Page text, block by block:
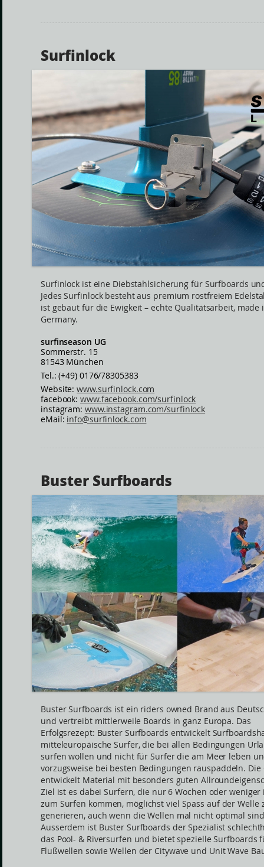
Surfinlock
Surfinlock ist eine Diebstahlsicherung für Surfboards
Jedes Surfinlock besteht aus premium rostfreiem
ist gebaut für die Ewigkeit – echte Qualitätsarbeit, made
Germany.
surfinseason UG
Sommerstr. 15
81543 München
Tel.: (+49) 0176/78305383
Website:www.surfinlock.com
facebook:www.facebook.com/surfinlock
instagram: www.instagram.com/surfinlock
eMail: info@surfinlock.com
Buster Surfboards
Buster Surfboards ist ein riders owned Brand aus
und vertreibt mittlerweile Boards in ganz Europa. Das
Erfolgsrezept: Buster Surfboards entwickelt
mitteleuropäische Surfer, die bei allen Bedingungen
surfen wollen und nicht für Surfer die am Meer leben
vorzugsweise bei besten Bedingungen rauspaddeln. Die
entwickelt Material mit besonders guten
Ziel ist es dabei Surfern, die nur 6 Wochen oder weniger
zum Surfen kommen, möglichst viel Spass auf der Welle
generieren, auch wenn die Wellen mal nicht optimal
Ausserdem ist Buster Surfboards der Spezialist
das Pool- & Riversurfen und bietet spezielle Surfboards
Flußwellen sowie Wellen der Citywave und Unit Wave